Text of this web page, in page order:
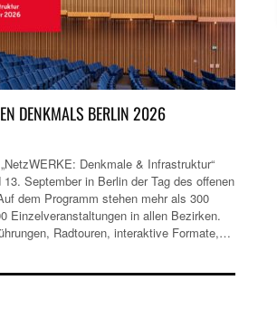
DENKMALS BERLIN 2026
Denkmale & Infrastruktur“
September in Berlin der Tag des offenen
dem Programm stehen mehr als 300
Einzelveranstaltungen in allen Bezirken.
Radtouren, interaktive Formate,…